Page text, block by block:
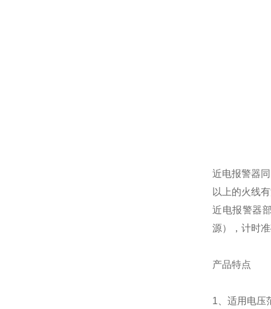
近电报警器
以上的火线
近电报警器
源），计时
产品特点
1、适用电压